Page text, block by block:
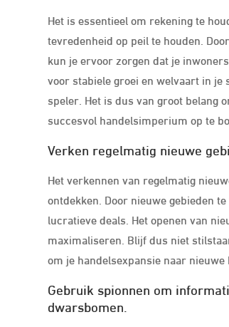
Het is essentieel om rekening te
tevredenheid op peil te houden.
kun je ervoor zorgen dat je
voor stabiele groei en welvaart in je
speler. Het is dus van groot belang
succesvol handelsimperium op te
Verken regelmatig nieuwe
Het verkennen van regelmatig
ontdekken. Door nieuwe gebieden
lucratieve deals. Het openen van
maximaliseren. Blijf dus niet
om je handelsexpansie naar nieuwe
Gebruik spionnen om
dwarsbomen.